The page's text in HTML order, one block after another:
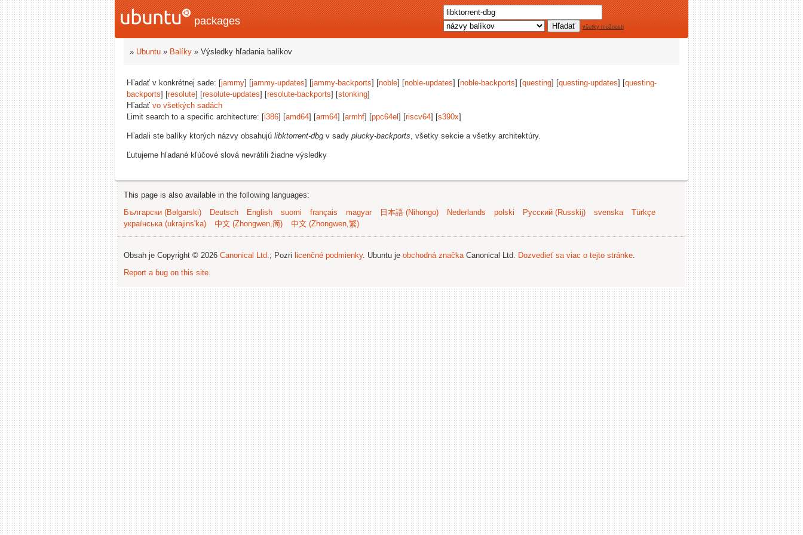
packages všetky možnosti
» Ubuntu » Balíky » Výsledky hľadania balíkov
Hľadať v konkrétnej sade: [jammy] [jammy-updates] [jammy-backports] [noble] [noble-updates] [noble-backports] [questing] [questing-updates] [questing-
backports] [resolute] [resolute-updates] [resolute-backports] [stonking]
Hľadať vo všetkých sadách
Limit search to a specific architecture: [i386] [amd64] [arm64] [armhf] [ppc64el ] [riscv64] [s390x]
Hľadali ste balíky ktorých názvy obsahujú libktorrent-dbg v sady plucky-backports, všetky sekcie a všetky architektúry.
Ľutujeme hľadané kľúčové slová nevrátili žiadne výsledky
This page is also available in the following languages:
Български (Bəlgarski)
Deutsch English suomi français magyar 日本語 (Nihongo) Nederlands polski Русский (Russkij) svenska
Türkçe
українська (ukrajins'ka)
中文 (Zhongwen,简) 中文 (Zhongwen,繁)
Obsah je Copyright © 2026 Canonical Ltd.; Pozri licenčné podmienky. Ubuntu je obchodná značkaCanonical Ltd. Dozvedieť sa viac o tejto stránke.
Report a bug on this site.